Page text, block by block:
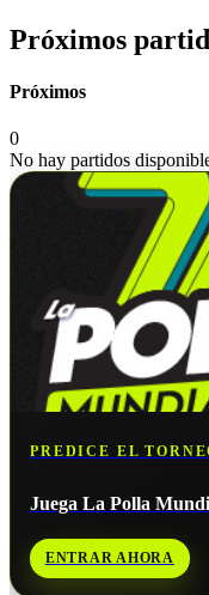
Próximos
Próximos
0
No hay partidos
PREDICE EL
Juega La Polla
ENTRAR AHORA